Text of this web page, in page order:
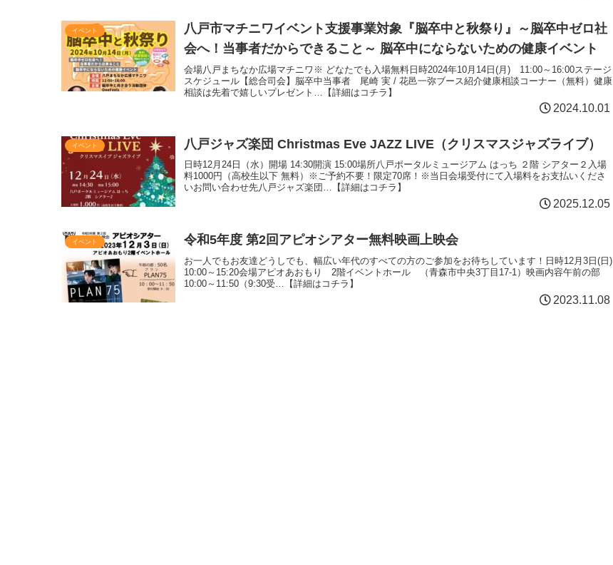
イベント
八戸市マチニワイベント支援事業対象『脳卒中と秋祭り』～脳卒中ゼロ社
会へ！当事者だからできること～ 脳卒中にならないための健康イベント
会場八戸まちなか広場マチニワ※ どなたでも入場無料日時2024年10月14日(月) 11:00～16:00ステージ
スケジュール【総合司会】脳卒中当事者 尾崎 実 / 花邑一弥ブース紹介健康相談コーナー（無料）健康
相談は先着で嬉しいプレゼント…【詳細はコチラ】
2024.10.01
イベント 八戸ジャズ楽団 Christmas Eve JAZZ LIVE（クリスマスジャズライブ）
日時12月24日（水）開場 14:30開演 15:00場所八戸ポータルミュージアム はっち ２階 シアター２入場
料1000円（高校生以下 無料）※ご予約不要！限定70席！※当日会場受付にて入場料をお支払いくださ
いお問い合わせ先八戸ジャズ楽団…【詳細はコチラ】
2025.12.05
イベント 令和5年度 第2回アピオシアター無料映画上映会
お一人でもお友達どうしでも、幅広い年代のすべての方のご参加をお待ちしています！日時12月3日(日)
10:00～15:20会場アピオあおもり 2階イベントホール （青森市中央3丁目17-1）映画内容午前の部
10:00～11:50（9:30受…【詳細はコチラ】
2023.11.08